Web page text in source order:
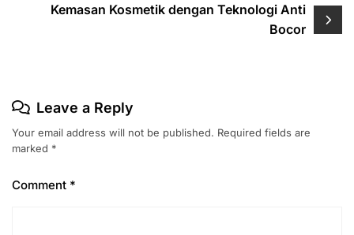
Kemasan Kosmetik dengan Teknologi Anti
Bocor
Leave a Reply
Your email address will not be published. Required fields are
marked *
Comment *